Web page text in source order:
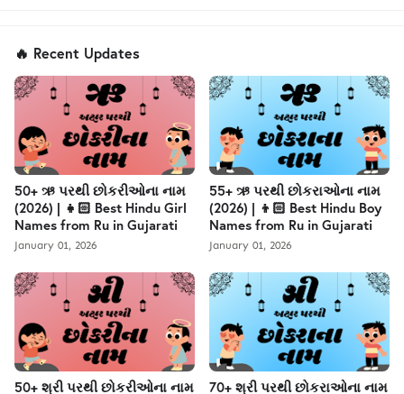
🔥 Recent Updates
50+ ઋ પરથી છોકરીઓના નામ
(2026) | 👧🏻 Best Hindu Girl
Names from Ru in Gujarati
January 01, 2026
55+ ઋ પરથી છોકરાઓના નામ
(2026) | 👦🏻 Best Hindu Boy
Names from Ru in Gujarati
January 01, 2026
50+ શ્રી પરથી છોકરીઓના નામ 70+ શ્રી પરથી છોકરાઓના નામ